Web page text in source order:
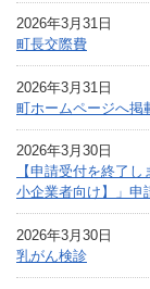
2026年3月31日
町長交際費
2026年3月31日
町ホームページへ掲
2026年3月30日
【申請受付を終了
小企業者向け】」申
2026年3月30日
乳がん検診